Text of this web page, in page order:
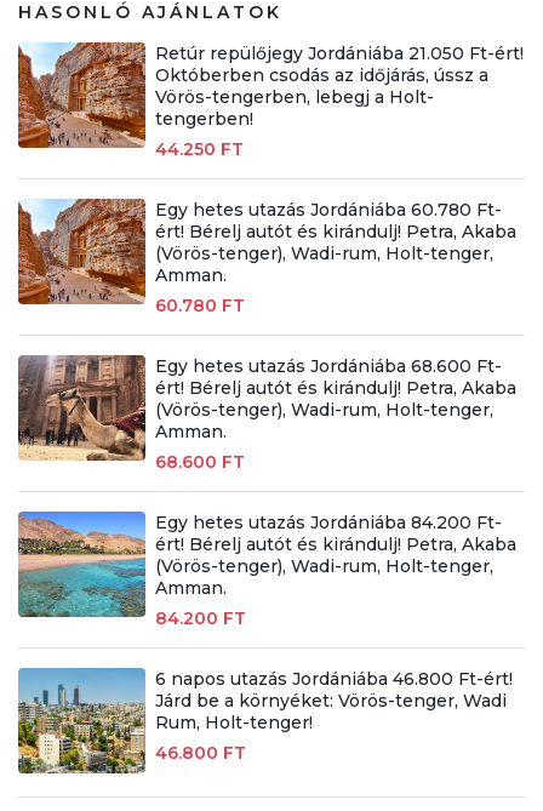
HASONLÓ AJÁNLATOK
Retúr repülőjegy Jordániába 21.050 Ft-ért!
Októberben csodás az időjárás, ússz a
Vörös-tengerben, lebegj a Holt-
tengerben!
44.250 FT
Egy hetes utazás Jordániába 60.780 Ft-
ért! Bérelj autót és kirándulj! Petra, Akaba
(Vörös-tenger), Wadi-rum, Holt-tenger,
Amman.
60.780 FT
Egy hetes utazás Jordániába 68.600 Ft-
ért! Bérelj autót és kirándulj! Petra, Akaba
(Vörös-tenger), Wadi-rum, Holt-tenger,
Amman.
68.600 FT
Egy hetes utazás Jordániába 84.200 Ft-
ért! Bérelj autót és kirándulj! Petra, Akaba
(Vörös-tenger), Wadi-rum, Holt-tenger,
Amman.
84.200 FT
6 napos utazás Jordániába 46.800 Ft-ért!
Járd be a környéket: Vörös-tenger, Wadi
Rum, Holt-tenger!
46.800 FT